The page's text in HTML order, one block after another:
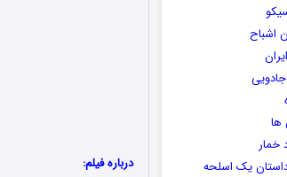
اشباح
ها
خمار
داستان یک اسلحه
درباره فیلم: